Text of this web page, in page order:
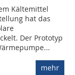
Kältemittel
hat das
Der Prototyp
mehr